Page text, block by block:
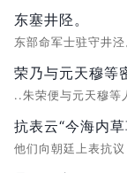
东塞井陉。
东部命军士驻守井
荣乃与元天穆等
..朱荣便与元天穆等
抗表云“今海内草
他们向朝廷上表抗